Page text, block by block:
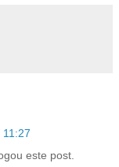
este post.